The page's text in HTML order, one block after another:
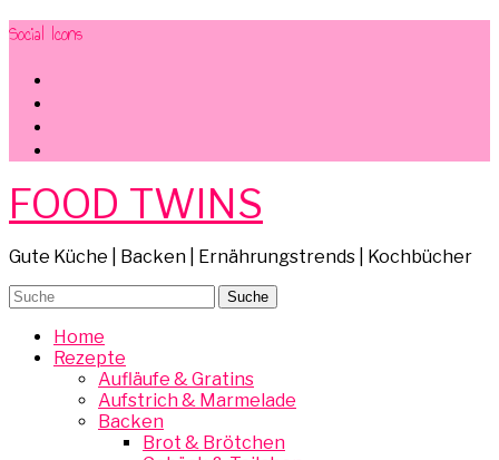
Social Icons
FOOD TWINS
Gute Küche | Backen | Ernährungstrends | Kochbücher
Home
Rezepte
Aufläufe & Gratins
Aufstrich & Marmelade
Backen
Brot & Brötchen